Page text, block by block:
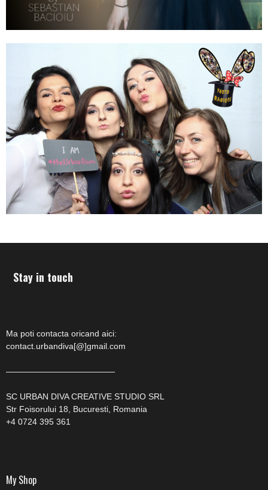
Stay in touch
Ma poti contacta oricand aici:
contact.urbandiva[@]gmail.com
—————————————
SC URBAN DIVA CREATIVE STUDIO SRL
Str Foisorului 18, Bucuresti, Romania
+4 0724 395 361
My Shop